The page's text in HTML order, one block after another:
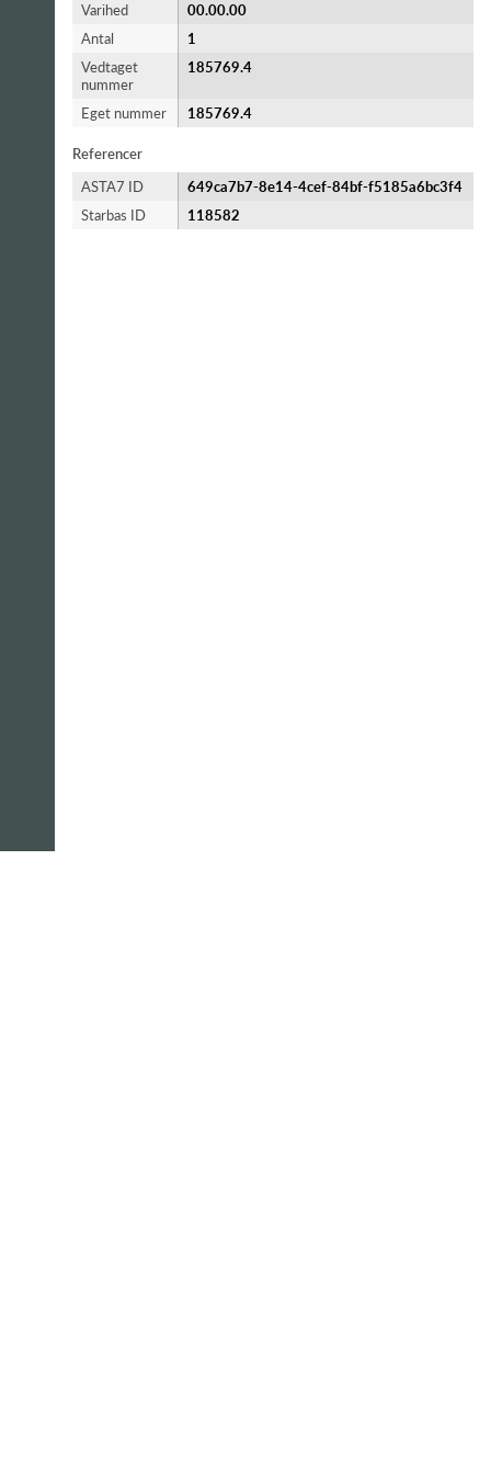
Varihed
00.00.00
Antal
1
Vedtaget
nummer
185769.4
Eget nummer 185769.4
Referencer
ASTA7 ID
649ca7b7-8e14-4cef-84bf-f5185a6bc3f4
Starbas ID
118582